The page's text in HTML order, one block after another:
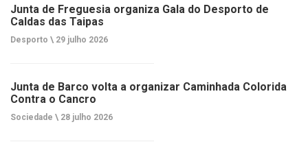
Junta de Freguesia organiza Gala do Desporto de
Caldas das Taipas
Desporto \ 29 julho 2026
Junta de Barco volta a organizar Caminhada Colorida
Contra o Cancro
Sociedade \ 28 julho 2026